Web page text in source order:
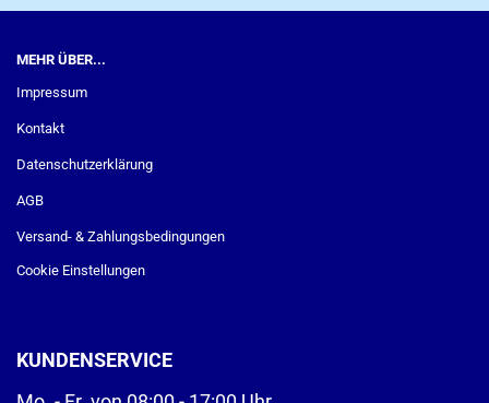
MEHR ÜBER...
Impressum
Kontakt
Datenschutzerklärung
AGB
Versand- & Zahlungsbedingungen
Cookie Einstellungen
KUNDENSERVICE